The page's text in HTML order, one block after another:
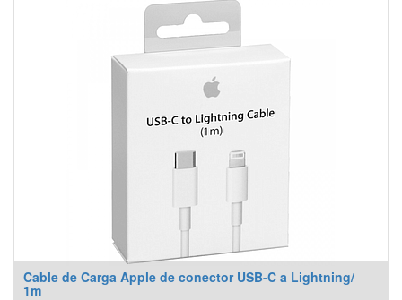
Cable de Carga Apple de conector USB-C a Lightning/
1m